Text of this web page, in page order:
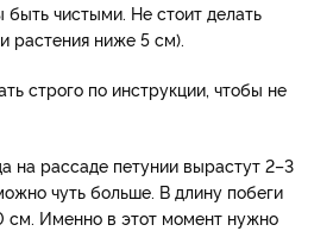
чистыми. Не стоит делать
растения ниже 5 см).
строго по инструкции, чтобы не
на рассаде петунии вырастут 2–3
чуть больше. В длину побеги
см. Именно в этот момент нужно